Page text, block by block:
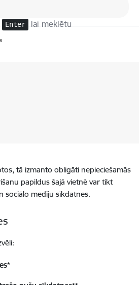
Enter lai meklētu
tā izmanto obligāti nepieciešamās
papildus šajā vietnē var tikt
sociālo mediju sīkdatnes.
*